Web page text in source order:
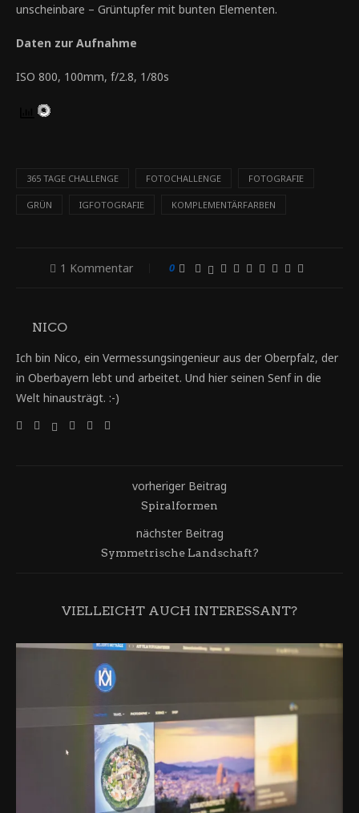
unscheinbare – Grüntupfer mit bunten Elementen.
Daten zur Aufnahme
ISO 800, 100mm, f/2.8, 1/80s
365 TAGE CHALLENGE FOTOCHALLENGE FOTOGRAFIE
GRÜN IGFOTOGRAFIE KOMPLEMENTÄRFARBEN
1 Kommentar 0
NICO
Ich bin Nico, ein Vermessungsingenieur aus der Oberpfalz, der
in Oberbayern lebt und arbeitet. Und hier seinen Senf in die
Welt hinausträgt. :-)
vorheriger Beitrag
Spiralformen
nächster Beitrag
Symmetrische Landschaft?
VIELLEICHT AUCH INTERESSANT?